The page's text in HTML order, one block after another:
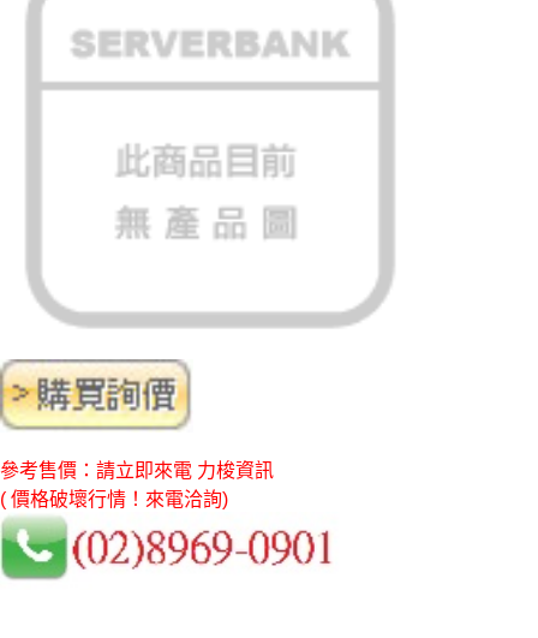
參考售價：請立即來電 力梭資訊
( 價格破壞行情！來電洽詢)